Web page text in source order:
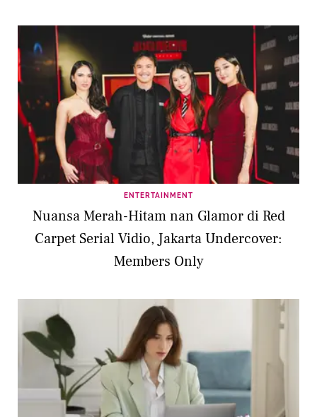
ENTERTAINMENT
Nuansa Merah-Hitam nan Glamor di Red
Carpet Serial Vidio, Jakarta Undercover:
Members Only